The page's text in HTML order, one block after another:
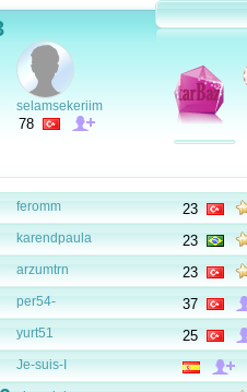
selamsekeriim
78
feromm 23
karendpaula 23
arzumtrn 23
per54- 37
yurt51 25
Je-suis-I